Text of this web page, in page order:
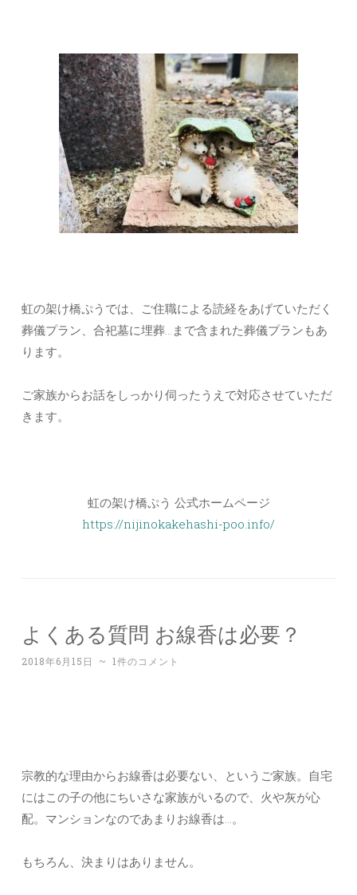
虹の架け橋ぷうでは、ご住職による読経をあげていただく
葬儀プラン、合祀墓に埋葬…まで含まれた葬儀プランもあ
ります。
ご家族からお話をしっかり伺ったうえで対応させていただ
きます。
虹の架け橋ぷう 公式ホームページ
https://nijinokakehashi-poo.info/
よくある質問 お線香は必要？
2018年6月15日 ~ 1件のコメント
宗教的な理由からお線香は必要ない、というご家族。自宅
にはこの子の他にちいさな家族がいるので、火や灰が心
配。マンションなのであまりお線香は…。
もちろん、決まりはありません。